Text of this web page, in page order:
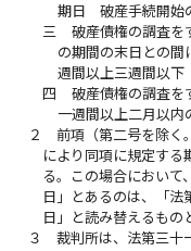
期日 破産手続開始
三
破産債権の調査
の期間の末日との間
週間以上三週間以下
四
破産債権の調査
一週間以上二月以内
２
前項（第二号を除く
により同項に規定する
る。この場合において
日」とあるのは、「法
日」と読み替えるもの
３
裁判所は、法第三十